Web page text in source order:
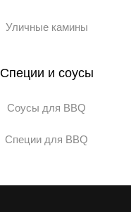
Уличные камины
Специи и соусы
Соусы для BBQ
Специи для BBQ